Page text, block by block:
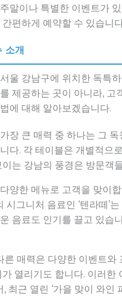
말이나 특별한 이벤트가
편하게 예약할 수 있습니
소개
울 강남구에 위치한 독특
제공하는 곳이 아니라,
에 대해 알아보겠습니다.
장 큰 매력 중 하나는 그
다. 각 테이블은 개별적으
는 강남의 풍경은 방문객
양한 메뉴로 고객을 맞이
시그니처 음료인 ‘텐라떼’
음료도 인기를 끌고 있습
른 매력은 다양한 이벤트
열리기도 합니다. 이러
, 최근 열린 ‘가을 맞이 와